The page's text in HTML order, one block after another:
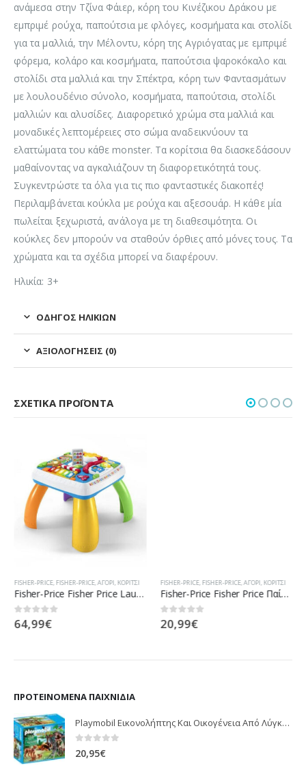
ανάμεσα στην Τζίνα Φάιερ, κόρη του Κινέζικου Δράκου με
εμπριμέ ρούχα, παπούτσια με φλόγες, κοσμήματα και στολίδι
για τα μαλλιά, την Μέλοντυ, κόρη της Αγριόγατας με εμπριμέ
φόρεμα, κολάρο και κοσμήματα, παπούτσια ψαροκόκαλο και
στολίδι στα μαλλιά και την Σπέκτρα, κόρη των Φαντασμάτων
με λουλουδένιο σύνολο, κοσμήματα, παπούτσια, στολίδι
μαλλιών και αλυσίδες. Διαφορετικό χρώμα στα μαλλιά και
μοναδικές λεπτομέρειες στο σώμα αναδεικνύουν τα
ελαττώματα του κάθε monster. Τα κορίτσια θα διασκεδάσουν
μαθαίνοντας να αγκαλιάζουν τη διαφορετικότητά τους.
Συγκεντρώστε τα όλα για τις πιο φανταστικές διακοπές!
Περιλαμβάνεται κούκλα με ρούχα και αξεσουάρ. Η κάθε μία
πωλείται ξεχωριστά, ανάλογα με τη διαθεσιμότητα. Οι
κούκλες δεν μπορούν να σταθούν όρθιες από μόνες τους. Τα
χρώματα και τα σχέδια μπορεί να διαφέρουν.
Ηλικία: 3+
ΟΔΗΓΌΣ ΗΛΙΚΙΏΝ
ΑΞΙΟΛΟΓΉΣΕΙΣ (0)
ΣΧΕΤΙΚΆ ΠΡΟΪΌΝΤΑ
FISHER-PRICE,FISHER-PRICE,ΑΓΌΡΙ,ΚΟΡΊΤΣΙ
Fisher-Price Fisher Price Laugh And Learn Εκπαιδευτικό Τραπέζι DRH43
0out of 5
64,99€
FISHER-PRICE,FISHER-PRICE,ΑΓΌΡΙ,ΚΟΡΊΤΣΙ
Fisher-Price Fisher Price Παίζω Και Μαθαίνω – Εκπαιδευτικό Βιβλίο FVT24
0out of 5
20,99€
ΠΡΟΤΕΙΝΌΜΕΝΑ ΠΑΙΧΝΊΔΙΑ
Playmobil Εικονολήπτης Και Οικογένεια Από Λύγκες 5561
0 out of 5
20,95€